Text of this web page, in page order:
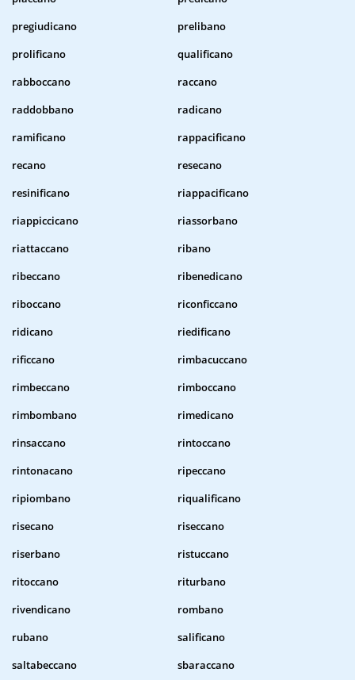
pregiudicano
prelibano
prolificano
qualificano
rabboccano
raccano
raddobbano
radicano
ramificano
rappacificano
recano
resecano
resinificano
riappacificano
riappiccicano
riassorbano
riattaccano
ribano
ribeccano
ribenedicano
riboccano
riconficcano
ridicano
riedificano
rificcano
rimbacuccano
rimbeccano
rimboccano
rimbombano
rimedicano
rinsaccano
rintoccano
rintonacano
ripeccano
ripiombano
riqualificano
risecano
riseccano
riserbano
ristuccano
ritoccano
riturbano
rivendicano
rombano
rubano
salificano
saltabeccano
sbaraccano